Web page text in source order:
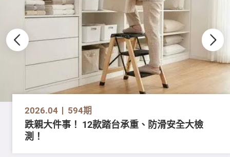
2026.04 594期
跌親大件事！ 12款踏台承重、防滑安全大檢
測！